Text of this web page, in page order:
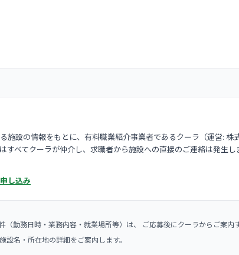
施設の情報をもとに、有料職業紹介事業者であるクーラ（運営:
すべてクーラが仲介し、求職者から施設への直接のご連絡は発生
し込み
勤務日時・業務内容・就業場所等）は、 ご応募後にクーラからご案内
名・所在地の詳細をご案内します。